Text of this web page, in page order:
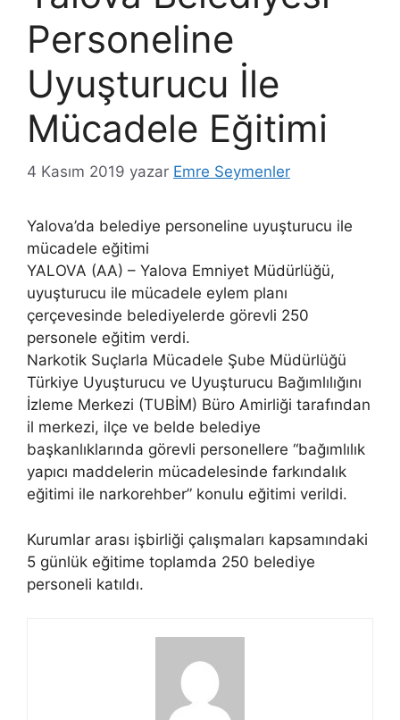
Personeline
Uyuşturucu İle
Mücadele Eğitimi
4 Kasım 2019 yazar Emre Seymenler
Yalova’da belediye personeline uyuşturucu ile
mücadele eğitimi
YALOVA (AA) – Yalova Emniyet Müdürlüğü,
uyuşturucu ile mücadele eylem planı
çerçevesinde belediyelerde görevli 250
personele eğitim verdi.
Narkotik Suçlarla Mücadele Şube Müdürlüğü
Türkiye Uyuşturucu ve Uyuşturucu Bağımlılığını
İzleme Merkezi (TUBİM) Büro Amirliği tarafından
il merkezi, ilçe ve belde belediye
başkanlıklarında görevli personellere “bağımlılık
yapıcı maddelerin mücadelesinde farkındalık
eğitimi ile narkorehber” konulu eğitimi verildi.
Kurumlar arası işbirliği çalışmaları kapsamındaki
5 günlük eğitime toplamda 250 belediye
personeli katıldı.